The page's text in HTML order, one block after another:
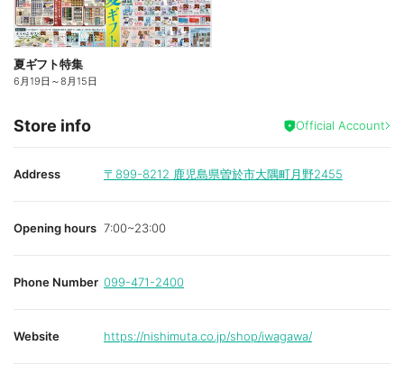
夏ギフト特集
6月19日 ～8月15日
Store info Official Account
Address 〒899-8212 鹿児島県曽於市大隅町月野2455
Opening hours 7:00~23:00
Phone Number 099-471-2400
Website https://nishimuta.co.jp/shop/iwagawa/